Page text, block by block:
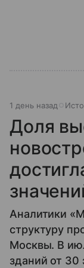
1 день назад
Доля
Аналитики
структуру
Москвы. В
зданий от 30